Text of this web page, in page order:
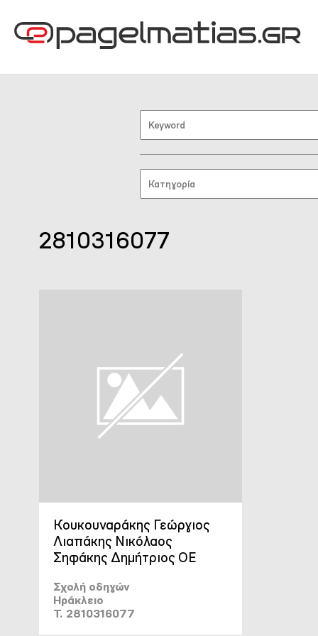
2810316077
Κουκουναράκης Γεώργιος
Λιαπάκης Νικόλαος
Σηφάκης Δημήτριος ΟΕ
Σχολή οδηγών
Ηράκλειο
T. 2810316077